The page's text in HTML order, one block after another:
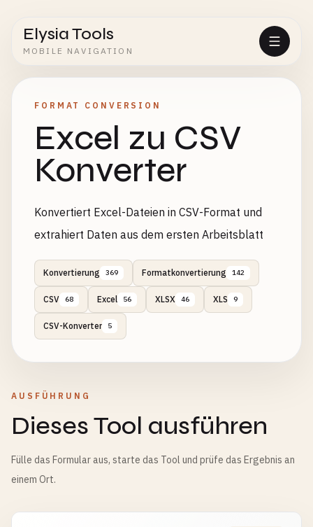
Elysia Tools
MOBILE NAVIGATION
FORMAT CONVERSION
Excel zu CSV
Konverter
Konvertiert Excel-Dateien in CSV-Format und
extrahiert Daten aus dem ersten Arbeitsblatt
Konvertierung 369 Formatkonvertierung 142
CSV 68 Excel 56 XLSX 46 XLS 9
CSV-Konverter 5
AUSFÜHRUNG
Dieses Tool ausführen
Fülle das Formular aus, starte das Tool und prüfe das Ergebnis an
einem Ort.